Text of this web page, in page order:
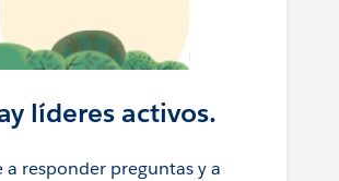
líderes activos.
a responder preguntas y a